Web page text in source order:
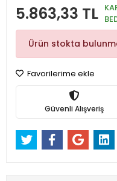
5.863,33 TL
Ürün stokta
Favorilerime ekle
Güvenli Alışveriş